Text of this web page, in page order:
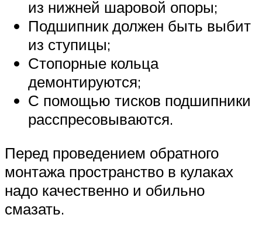
из нижней шаровой опоры;
Подшипник должен быть выбит
из ступицы;
Стопорные кольца
демонтируются;
С помощью тисков подшипники
расспресовываются.
Перед проведением обратного
монтажа пространство в кулаках
надо качественно и обильно
смазать.